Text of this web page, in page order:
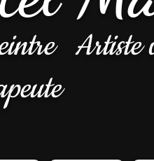
Artiste